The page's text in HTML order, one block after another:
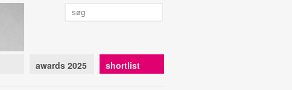
awards 2025 shortlist